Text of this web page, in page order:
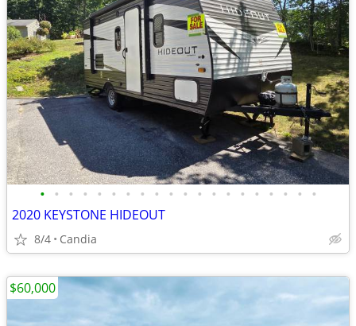
• • • • • • • • • • • • • • • • • • • •
2020 KEYSTONE HIDEOUT
8/4 Candia
$60,000